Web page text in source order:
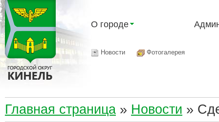
О городе
Новости Фотогалерея
Главная страница » Новости »